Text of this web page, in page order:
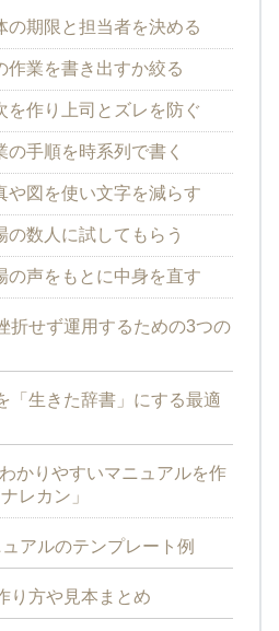
の期限と担当者を決める
作業を書き出すか絞る
を作り上司とズレを防ぐ
の手順を時系列で書く
や図を使い文字を減らす
の数人に試してもらう
の声をもとに中身を直す
折せず運用するための3つの
「生きた辞書」にする最適
かりやすいマニュアルを作
レカン」
アルのテンプレート例
り方や見本まとめ